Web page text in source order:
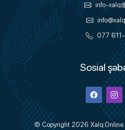
info-
077
Sosial
Facebook
© Copyright 2026 Xalq.Online